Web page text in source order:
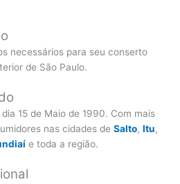
necessários para seu conserto
de São Paulo.
15 de Maio de 1990. Com mais
nas cidades deSalto,Itu,
e toda a região.